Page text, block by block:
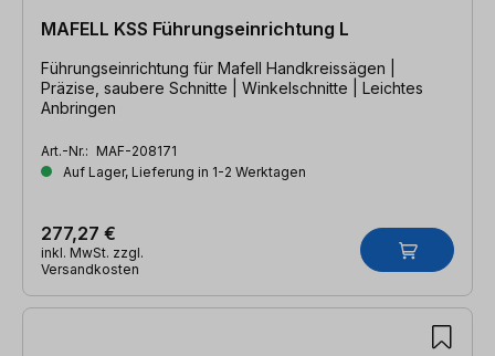
MAFELL KSS Führungseinrichtung L
Führungseinrichtung für Mafell Handkreissägen |
Präzise, saubere Schnitte | Winkelschnitte | Leichtes
Anbringen
Art.-Nr.: MAF-208171
Auf Lager, Lieferung in 1-2 Werktagen
277,27 €
inkl. MwSt. zzgl.
Versandkosten